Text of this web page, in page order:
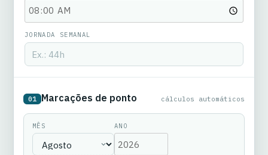
JORNADA SEMANAL
01 Marcações de ponto cálculos automáticos
MÊS ANO